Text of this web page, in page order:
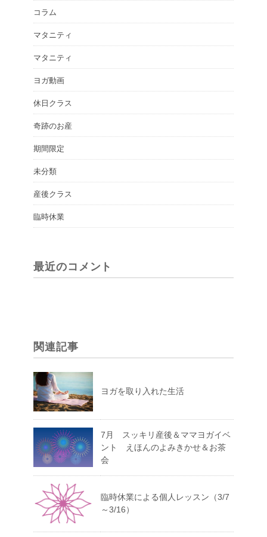
コラム
マタニティ
マタニティ
ヨガ動画
休日クラス
奇跡のお産
期間限定
未分類
産後クラス
臨時休業
最近のコメント
関連記事
ヨガを取り入れた生活
7月 スッキリ産後＆ママヨガイベ
ント えほんのよみきかせ＆お茶
会
臨時休業による個人レッスン（3/7
～3/16）